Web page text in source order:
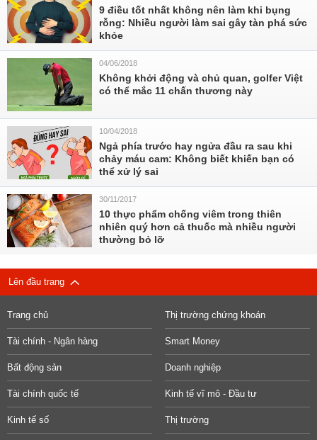
9 điều tốt nhất không nên làm khi bụng
rỗng: Nhiều người làm sai gây tàn phá sức
khỏe
04/06/2018
Không khởi động và chủ quan, golfer Việt
có thể mắc 11 chấn thương này
10/04/2018
Ngả phía trước hay ngửa đầu ra sau khi
chảy máu cam: Không biết khiến bạn có
thể xử lý sai
30/11/2017
10 thực phẩm chống viêm trong thiên
nhiên quý hơn cả thuốc mà nhiều người
thường bỏ lỡ
Lên đầu trang
Trang chủ Thị trường chứng khoán
Tài chính - Ngân hàng Smart Money
Bất động sản Doanh nghiệp
Tài chính quốc tế Kinh tế vĩ mô - Đầu tư
Kinh tế số Thị trường